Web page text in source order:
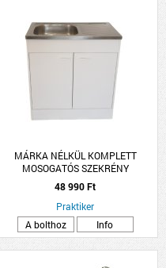
MÁRKA NÉLKÜL KOMPLETT
MOSOGATÓS SZEKRÉNY
NYÍLÓAJTÓS, EGYMEDENCÉS TÁLLAL
80X50CM FEHÉR
48 990 Ft
Praktiker
A bolthoz
Info